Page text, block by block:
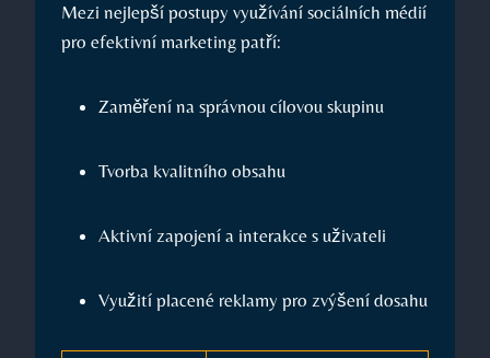
Mezi⁢ nejlepší ⁢postupy využívání sociálních médií
pro efektivní marketing patří:
Zaměření na správnou cílovou skupinu
Tvorba kvalitního obsahu
Aktivní zapojení a interakce s uživateli
Využití placené reklamy ⁤pro zvýšení dosahu